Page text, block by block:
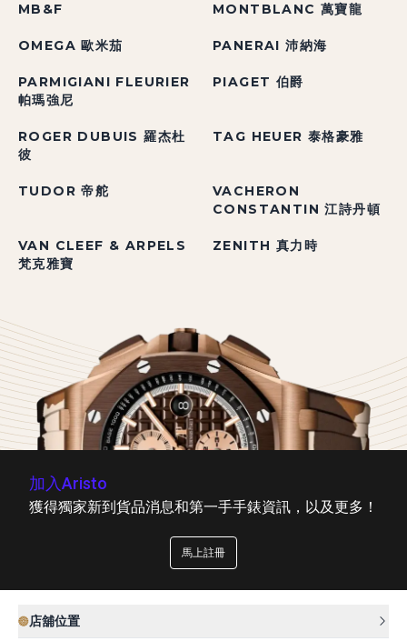
MB&F MONTBLANC 萬寶龍
OMEGA 歐米茄 PANERAI 沛納海
PARMIGIANI FLEURIER
帕瑪強尼
PIAGET 伯爵
ROGER DUBUIS 羅杰杜
彼
TAG HEUER 泰格豪雅
TUDOR 帝舵
VACHERON
CONSTANTIN 江詩丹頓
VAN CLEEF & ARPELS
梵克雅寶
ZENITH 真力時
加入Aristo
獲得獨家新到貨品消息和第一手手錶資訊，以及更多！
馬上註冊
店舖位置